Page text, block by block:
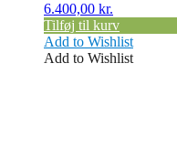
6.400,00 kr.
Tilføj til kurv
Add to Wishlist
Add to Wishlist